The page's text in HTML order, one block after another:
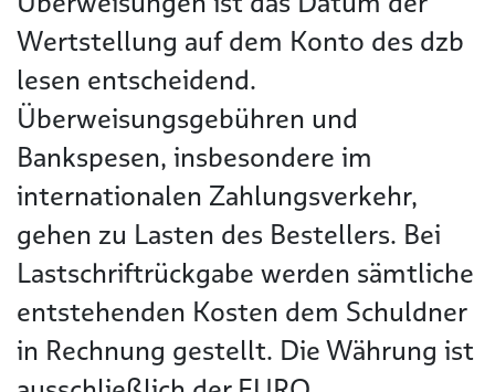
Wertstellung auf dem Konto des dzb
lesen entscheidend.
Überweisungsgebühren und
Bankspesen, insbesondere im
internationalen Zahlungsverkehr,
gehen zu Lasten des Bestellers. Bei
Lastschriftrückgabe werden sämtliche
entstehenden Kosten dem Schuldner
in Rechnung gestellt. Die Währung ist